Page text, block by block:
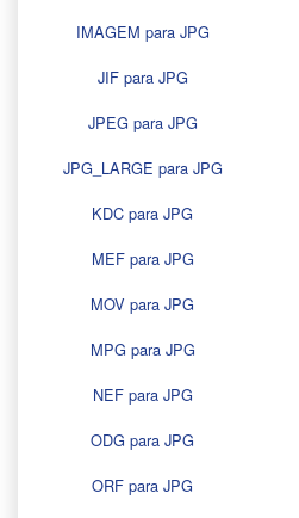
IMAGEM para JPG
JIF para JPG
JPEG para JPG
JPG_LARGE para JPG
KDC para JPG
MEF para JPG
MOV para JPG
MPG para JPG
NEF para JPG
ODG para JPG
ORF para JPG